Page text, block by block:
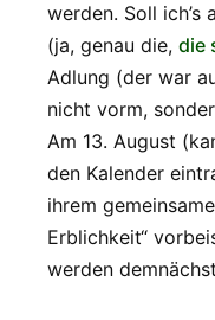
werden. Soll ich’s
(ja, genau die, die
Adlung (der war
nicht vorm,
Am 13. August
den Kalender
ihrem
Erblichkeit“
werden